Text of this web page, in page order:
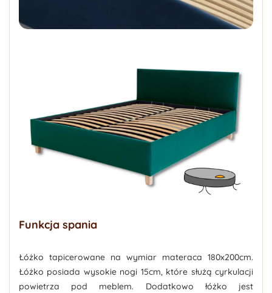
Funkcja spania
Łóżko tapicerowane na wymiar materaca 180x200cm.
Łóżko posiada wysokie nogi 15cm, które służą cyrkulacji
powietrza pod meblem. Dodatkowo łóżko jest